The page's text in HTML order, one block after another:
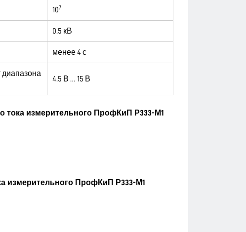
107
0.5 кВ
менее 4 с
диапазона
4.5 В … 15 В
тока измерительного ПрофКиП Р333-М1
измерительного ПрофКиП Р333-М1